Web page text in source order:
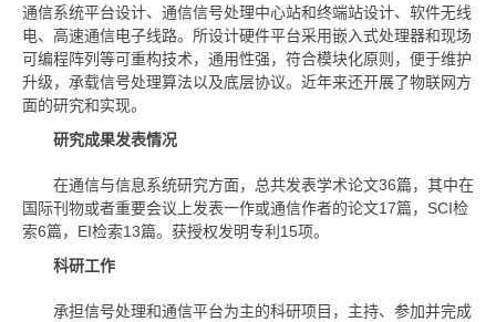
通信系统平台设计、通信信号处理中心站和终端站设计、软件无线
电、高速通信电子线路。所设计硬件平台采用嵌入式处理器和现场
可编程阵列等可重构技术，通用性强，符合模块化原则，便于维护
升级，承载信号处理算法以及底层协议。近年来还开展了物联网方
面的研究和实现。
研究成果发表情况
在通信与信息系统研究方面，总共发表学术论文36篇，其中在
国际刊物或者重要会议上发表一作或通信作者的论文17篇，SCI检
索6篇，EI检索13篇。获授权发明专利15项。
科研工作
承担信号处理和通信平台为主的科研项目，主持、参加并完成